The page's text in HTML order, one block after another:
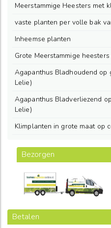
Meerstammige Heesters met
vaste planten per volle bak
Inheemse planten
Grote Meerstammige
Agapanthus Bladhoudend op
Lelie)
Agapanthus Bladverliezend
Lelie)
Klimplanten in grote maat op
Bezorgen
Betalen